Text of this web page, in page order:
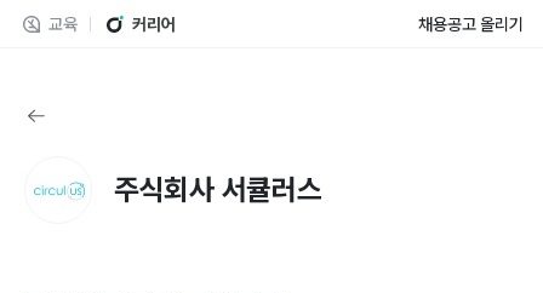
교육 커리어 채용공고 올리기
주식회사 서큘러스